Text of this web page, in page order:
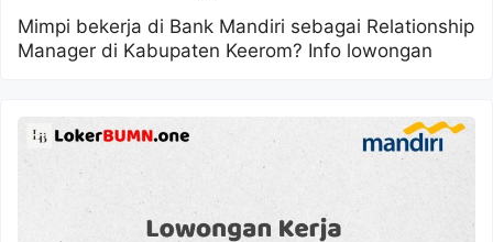
Mimpi bekerja di Bank Mandiri sebagai Relationship
Manager di Kabupaten Keerom? Info lowongan